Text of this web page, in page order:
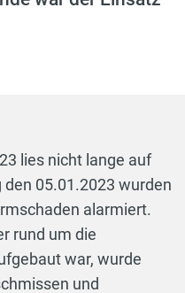
lies nicht lange auf
05.01.2023 wurden
alarmiert.
rund um die
war, wurde
und